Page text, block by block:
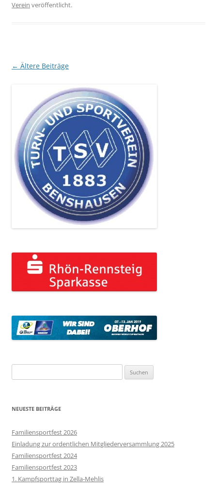
Verein veröffentlicht.
Beitragsnavigation
← Ältere Beiträge
nach:
NEUESTE BEITRÄGE
Familiensportfest 2026
Einladung zur ordentlichen Mitgliederversammlung 2025
Familiensportfest 2024
Familiensportfest 2023
1. Kampfsporttag in Zella-Mehlis